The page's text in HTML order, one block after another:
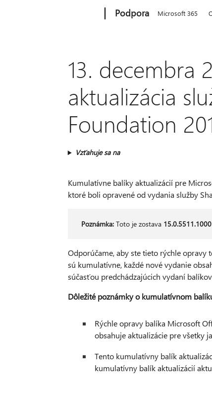
Podpora Microsoft 365
13. decembra
aktualizácia
Foundation
Vzťahuje sa na
Kumulatívne balíky aktualizácií pre
ktoré boli opravené od vydania služby
Poznámka: Toto je zostava 15.0.5511.1000
Odporúčame, aby ste tieto rýchle opravy
sú kumulatívne, každé nové vydanie
súčasťou predchádzajúcich vydaní
Dôležité poznámky o kumulatívnom
Rýchle opravy balíka Microsoft
obsahuje aktualizácie pre všetky
Tento kumulatívny balík
kumulatívny balík aktualizácií